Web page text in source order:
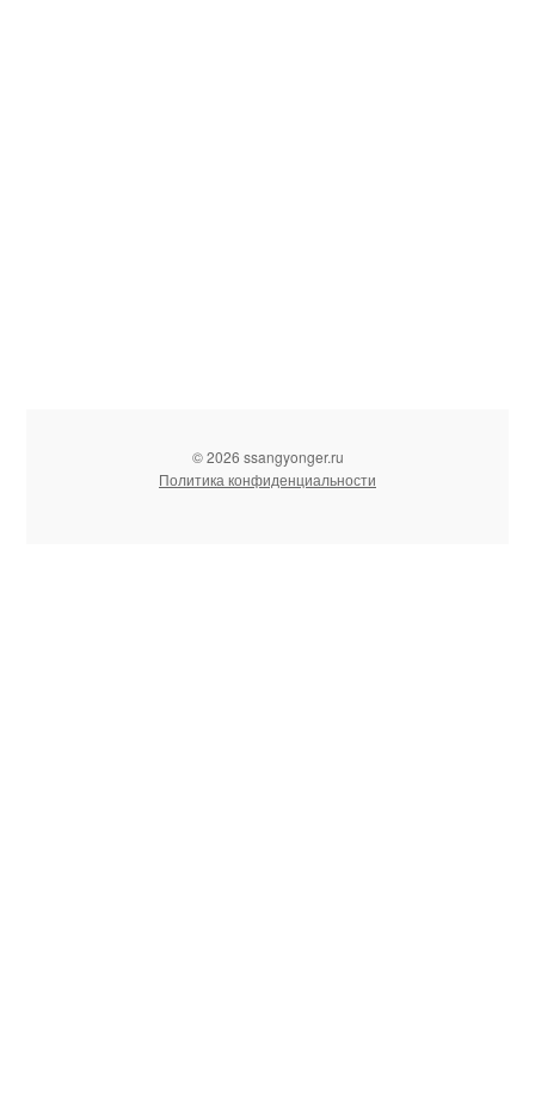
© 2026 ssangyonger.ru
Политика конфиденциальности